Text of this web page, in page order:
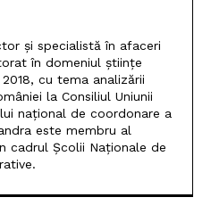
și specialistă în afaceri
în domeniul științe
cu tema analizării
la Consiliul Uniunii
național de coordonare a
este membru al
cadrul Școlii Naționale de